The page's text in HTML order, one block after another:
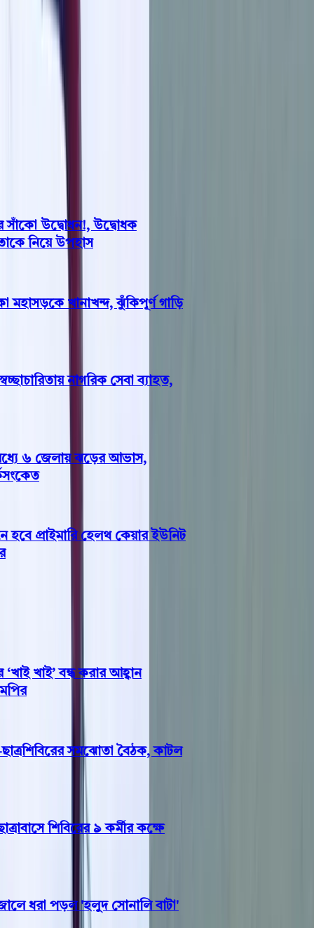
পিরোজপুর
খেলাধুলা
বিনোদন
জাতীয়
Open menu
উদ্বোধন!, উদ্বোধক
নিয়ে উপহাস
খানাখন্দ, ঝুঁকিপূর্ণ গাড়ি
নাগরিক সেবা ব্যাহত,
৬ জেলায় ঝড়ের আভাস,
প্রাইমারি হেলথ কেয়ার ইউনিট
খাই’ বন্ধ করার আহ্বান
সমঝোতা বৈঠক, কাটল
শিবিরের ৯ কর্মীর কক্ষে
ধরা পড়ল 'হলুদ সোনালি বাটা'